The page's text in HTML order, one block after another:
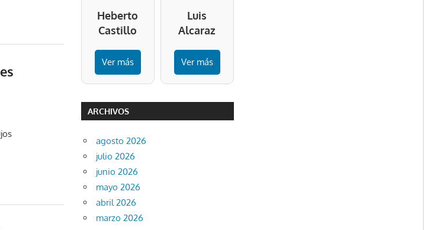
Heberto
Castillo
Ver más
Luis
Alcaraz
Ver más
ARCHIVOS
agosto 2026
julio 2026
junio 2026
mayo 2026
abril 2026
marzo 2026